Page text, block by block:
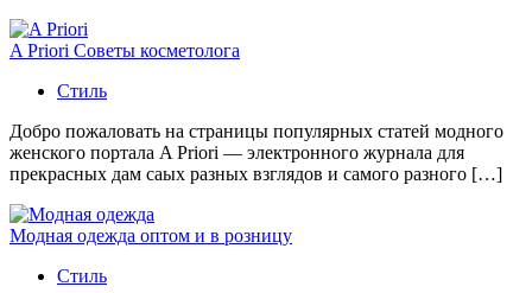
A Priori Советы косметолога
Стиль
Добро пожаловать на страницы популярных статей модного
женского портала A Priori — электронного журнала для
прекрасных дам саых разных взглядов и самого разного […]
Модная одежда оптом и в розницу
Стиль